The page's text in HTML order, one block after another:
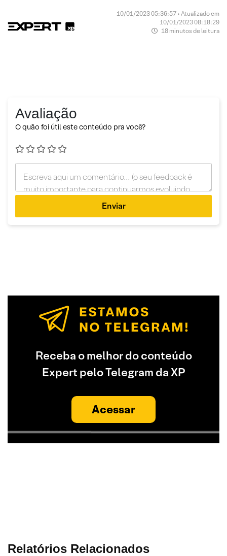
10/01/2023 05:36:57 • Atualizado em
10/01/2023 08:18:29
18 minutos de leitura
Avaliação
O quão foi útil este conteúdo pra você?
Enviar
Receba o melhor do conteúdo
Expert pelo Telegram da XP
Acessar
Relatórios Relacionados